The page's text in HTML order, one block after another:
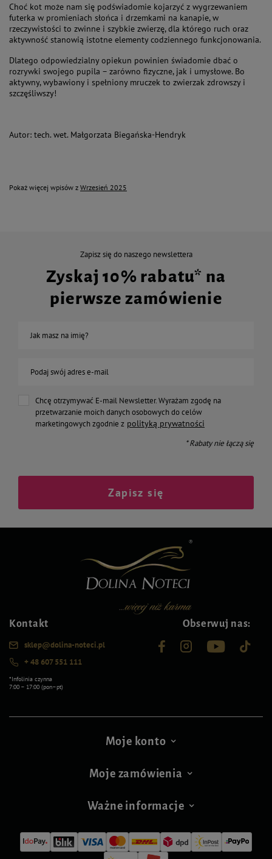
Choć kot może nam się podświadomie kojarzyć z wygrzewaniem
futerka w promieniach słońca i drzemkami na kanapie, w
rzeczywistości to zwinne i szybkie zwierzę, dla którego ruch oraz
aktywność stanowią istotne elementy codziennego funkcjonowania.
Dlatego odpowiedzialny opiekun powinien świadomie dbać o
rozrywki swojego pupila – zarówno fizyczne, jak i umysłowe. Bo
aktywny, wybawiony i spełniony mruczek to zwierzak zdrowszy i
szczęśliwszy!
Autor: tech. wet. Małgorzata Biegańska-Hendryk
Pokaż więcej wpisów z Wrzesień 2025
Zapisz się do naszego newslettera
Zyskaj 10% rabatu* na
pierwsze zamówienie
Jak masz na imię?
Podaj swój adres e-mail
Chcę otrzymywać E-mail Newsletter. Wyrażam zgodę na
przetwarzanie moich danych osobowych do celów
marketingowych zgodnie z polityką prywatności
* Rabaty nie łączą się
Zapisz się
Kontakt
sklep@dolina-noteci.pl
+ 48 607 551 111
*Infolinia czynna
7:00 – 17:00 (pon–pt)
Obserwuj nas:
Moje konto
Moje zamówienia
Ważne informacje